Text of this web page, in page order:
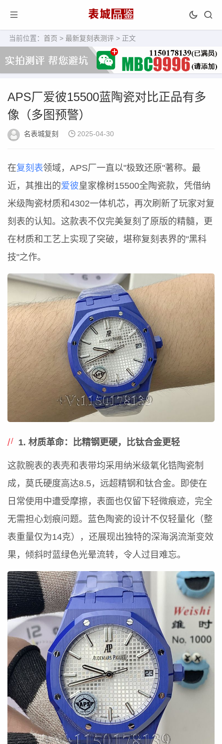
当前位置： 首页 > 最新复刻表测评 > 正文
APS厂爱彼15500蓝陶瓷对比正品有多
像（多图预警）
名表城复刻 2025-04-30
在复刻表领域，APS厂一直以"极致还原"著称。最
近，其推出的爱彼皇家橡树15500全陶瓷款，凭借纳
米级陶瓷材质和4302一体机芯，再次刷新了玩家对复
刻表的认知。这款表不仅完美复刻了原版的精髓，更
在材质和工艺上实现了突破，堪称复刻表界的"黑科
技"之作。
1. 材质革命：比精钢更硬，比钛合金更轻
这款腕表的表壳和表带均采用纳米级氧化锆陶瓷制
成，莫氏硬度高达8.5，远超精钢和钛合金。即使在
日常使用中遭受摩擦，表面也仅留下轻微痕迹，完全
无需担心划痕问题。蓝色陶瓷的设计不仅轻量化（整
表重量仅为14克），还展现出独特的深海涡流渐变效
果，倾斜时蓝绿色光晕流转，令人过目难忘。